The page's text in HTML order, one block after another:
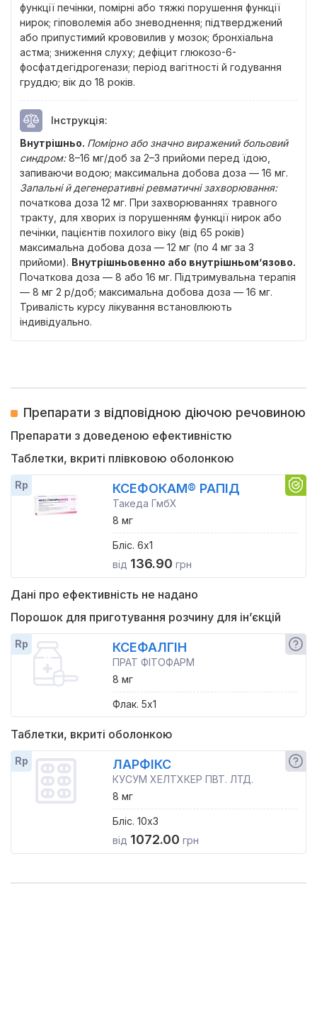
функції печінки, помірні або тяжкі порушення функції
нирок; гіповолемія або зневоднення; підтверджений
або припустимий крововилив у мозок; бронхіальна
астма; зниження слуху; дефіцит глюкозо-6-
фосфатдегідрогенази; період вагітності й годування
груддю; вік до 18 років.
Інструкція:
Внутрішньо. Помірно або значно виражений больовий
синдром:8–16 мг/доб за 2–3 прийоми перед їдою,
запиваючи водою; максимальна добова доза — 16 мг.
Запальні й дегенеративні ревматичні захворювання:
початкова доза 12 мг. При захворюваннях травного
тракту, для хворих із порушенням функції нирок або
печінки, пацієнтів похилого віку (від 65 років)
максимальна добова доза — 12 мг (по 4 мг за 3
прийоми). Внутрішньовенно або внутрішньом’язово.
Початкова доза — 8 або 16 мг. Підтримувальна терапія
— 8 мг 2 р/доб; максимальна добова доза — 16 мг.
Тривалість курсу лікування встановлюють
індивідуально.
Препарати з відповідною діючою речовиною
Препарати з доведеною ефективністю
Таблетки, вкриті плівковою оболонкою
Rp КСЕФОКАМ® РАПІД
Такеда ГмбХ
8 мг
Бліс. 6x1
від 136.90 грн
Дані про ефективність не надано
Порошок для приготування розчину для ін’єкцій
Rp КСЕФАЛГІН
ПРАТ ФІТОФАРМ
8 мг
Флак. 5x1
Таблетки, вкриті оболонкою
Rp ЛАРФІКС
КУСУМ ХЕЛТХКЕР ПВТ. ЛТД.
8 мг
Бліс. 10x3
від 1072.00 грн